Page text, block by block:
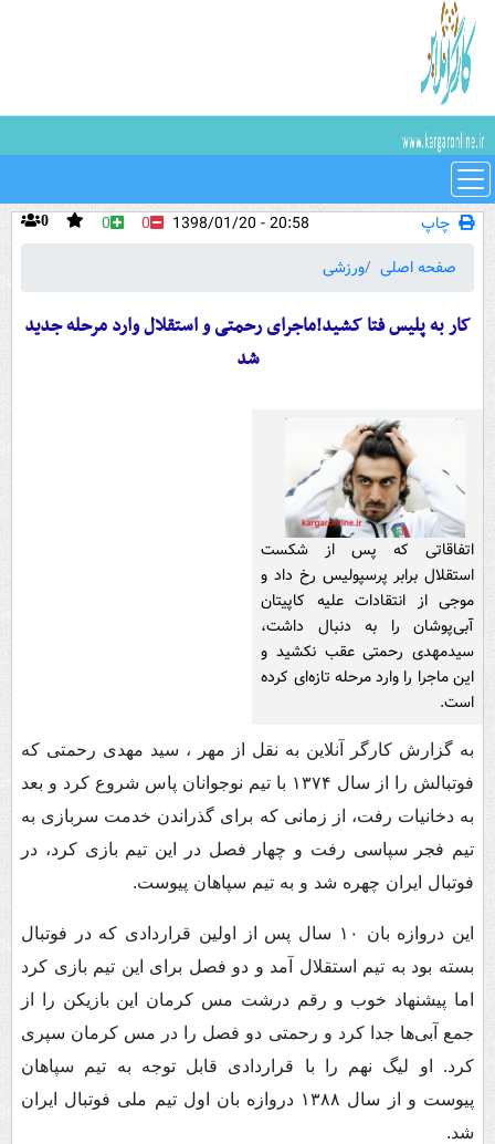
چاپ 0 0 0
20:58 - 1398/01/20
صفحه اصلی
ورزشی
کار به پلیس فتا کشید!ماجرای رحمتی و استقلال وارد مرحله جدید
شد
اتفاقاتی که پس از شکست
استقلال برابر پرسپولیس رخ داد و
موجی از انتقادات علیه کاپیتان
آبی‌پوشان را به دنبال داشت،
سیدمهدی رحمتی عقب نکشید و
این ماجرا را وارد مرحله تازه‌ای کرده
است.
به گزارش کارگر آنلاین به نقل از مهر ، سید مهدی رحمتی که
فوتبالش را از سال ۱۳۷۴ با تیم نوجوانان پاس شروع کرد و بعد
به دخانیات رفت، از زمانی که برای گذراندن خدمت سربازی به
تیم فجر سپاسی رفت و چهار فصل در این تیم بازی کرد، در
فوتبال ایران چهره شد و به تیم سپاهان پیوست.
این دروازه بان ۱۰ سال پس از اولین قراردادی که در فوتبال
بسته بود به تیم استقلال آمد و دو فصل برای این تیم بازی کرد
اما پیشنهاد خوب و رقم درشت مس کرمان این بازیکن را از
جمع آبی‌ها جدا کرد و رحمتی دو فصل را در مس کرمان سپری
کرد. او لیگ نهم را با قراردادی قابل توجه به تیم سپاهان
پیوست و از سال ۱۳۸۸ دروازه بان اول تیم ملی فوتبال ایران
شد.